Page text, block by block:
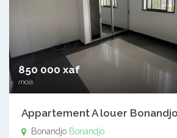
850 000 xaf
mois
Appartement A louer Bonandjo
Bonandjo Bonandjo